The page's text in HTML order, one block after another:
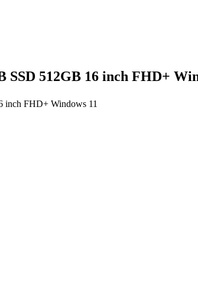
512GB 16 inch FHD+
inch FHD+ Windows 11